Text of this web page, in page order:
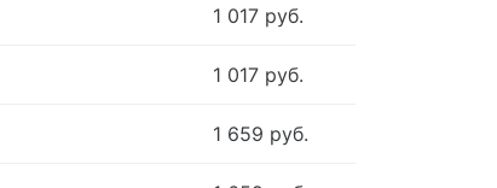
1 017 руб.
1 017 руб.
1 659 руб.